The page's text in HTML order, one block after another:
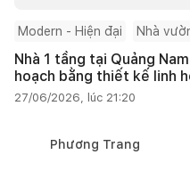
Modern - Hiện đại Nhà
Nhà 1 tầng tại Quảng
hoạch bằng thiết kế linh
27/06/2026, lúc 21:20
Phương Trang